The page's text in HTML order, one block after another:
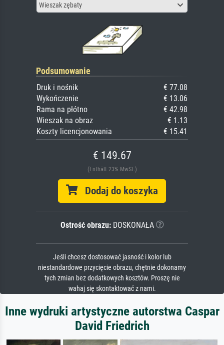
Wieszak zębaty
Podsumowanie
Druk i nośnik
€ 77.08
Wykończenie
€ 13.06
Rama na płótno
€ 42.98
Wieszak na obraz
€ 1.13
Koszty licencjonowania
€ 15.41
€ 149.67
(Enthält 23% MwSt.)
Dodaj do koszyka
Ostrość obrazu:DOSKONAŁA
Jeśli chcesz dostosować jasność i kolor lub
niestandardowe przycięcie obrazu, chętnie dokonamy
tych zmian bez dodatkowych kosztów. Proszę nie
wahaj się skontaktować z nami.
Inne wydruki artystyczne autorstwa Caspar
David Friedrich